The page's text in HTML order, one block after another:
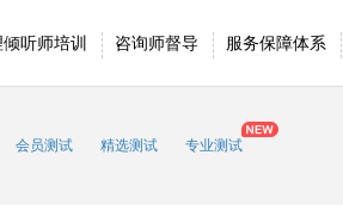
听师培训 咨询师督导 服务保障体系
会员测试 精选测试 专业测试